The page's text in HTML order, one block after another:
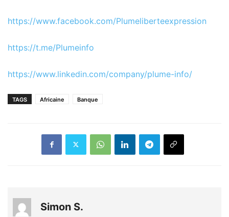
https://www.facebook.com/Plumeliberteexpression
https://t.me/Plumeinfo
https://www.linkedin.com/company/plume-info/
TAGS Africaine Banque
Simon S.